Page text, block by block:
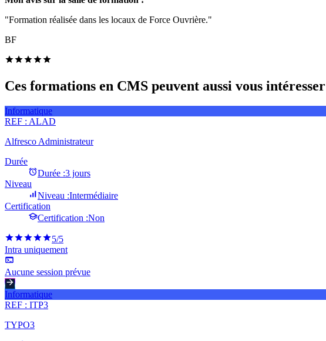
"Formation réalisée dans les locaux de Force Ouvrière."
BF
Ces formations en CMS peuvent aussi vous intéresser
Informatique
REF : ALAD
Alfresco Administrateur
Durée
Durée :3 jours
Niveau
Niveau :Intermédiaire
Certification
Certification :Non
5/5
Intra uniquement
Aucune session prévue
Informatique
REF : ITP3
TYPO3